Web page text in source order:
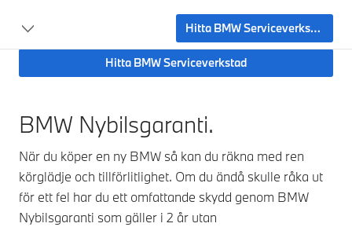
Hitta BMW Serviceverkstad
Hitta BMW Serviceverkstad
BMW Nybilsgaranti.
När du köper en ny BMW så kan du räkna med ren
körglädje och tillförlitlighet. Om du ändå skulle råka ut
för ett fel har du ett omfattande skydd genom BMW
Nybilsgaranti som gäller i 2 år utan